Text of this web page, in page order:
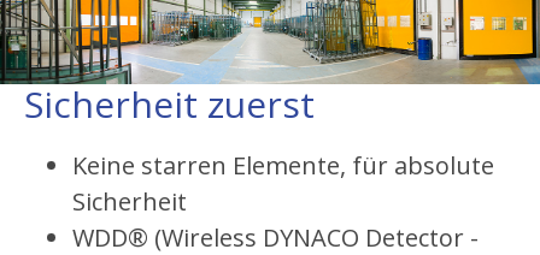
Sicherheit zuerst
Keine starren Elemente, für absolute
Sicherheit
WDD® (Wireless DYNACO Detector -